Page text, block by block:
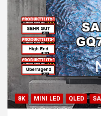
8K MINI LED QLED